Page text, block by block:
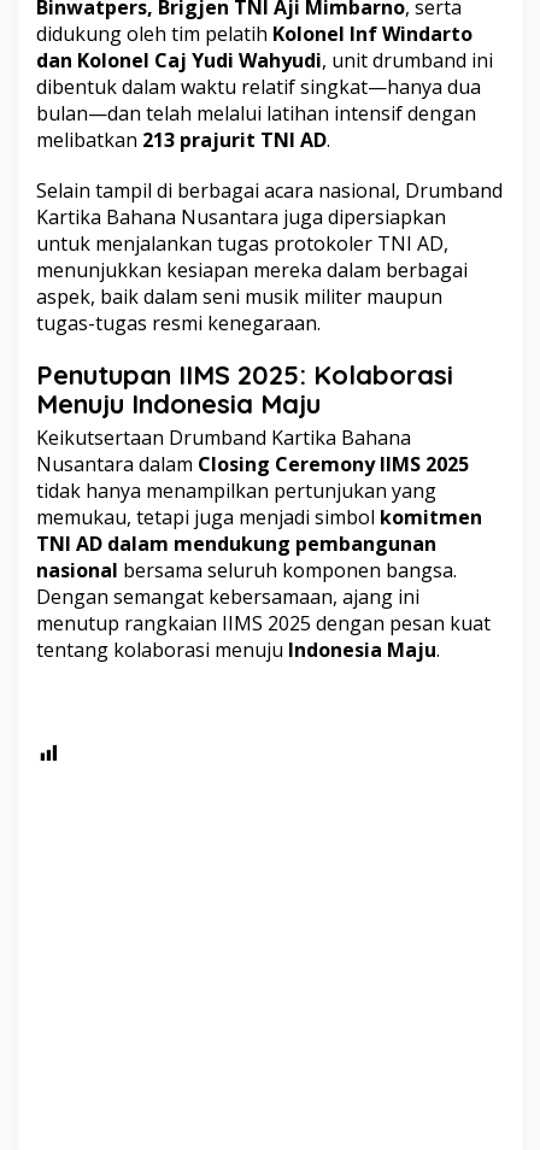
Binwatpers, Brigjen TNI Aji Mimbarno, serta
didukung oleh tim pelatih Kolonel Inf Windarto
dan Kolonel Caj Yudi Wahyudi, unit drumband ini
dibentuk dalam waktu relatif singkat—hanya dua
bulan—dan telah melalui latihan intensif dengan
melibatkan 213 prajurit TNI AD.
Selain tampil di berbagai acara nasional, Drumband
Kartika Bahana Nusantara juga dipersiapkan
untuk menjalankan tugas protokoler TNI AD,
menunjukkan kesiapan mereka dalam berbagai
aspek, baik dalam seni musik militer maupun
tugas-tugas resmi kenegaraan.
Penutupan IIMS 2025: Kolaborasi
Menuju Indonesia Maju
Keikutsertaan Drumband Kartika Bahana
Nusantara dalam Closing Ceremony IIMS 2025
tidak hanya menampilkan pertunjukan yang
memukau, tetapi juga menjadi simbol komitmen
TNI AD dalam mendukung pembangunan
nasional bersama seluruh komponen bangsa.
Dengan semangat kebersamaan, ajang ini
menutup rangkaian IIMS 2025 dengan pesan kuat
tentang kolaborasi menuju Indonesia Maju.